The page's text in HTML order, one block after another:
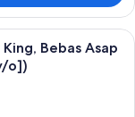
kerja ramah
Bebas Asap
o])